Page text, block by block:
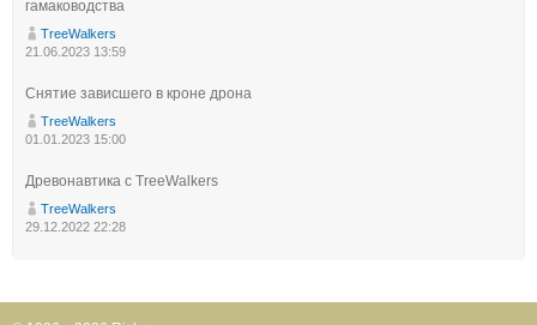
гамаководства
TreeWalkers
21.06.2023 13:59
Снятие зависшего в кроне дрона
TreeWalkers
01.01.2023 15:00
Древонавтика с TreeWalkers
TreeWalkers
29.12.2022 22:28